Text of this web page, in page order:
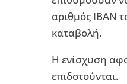
αριθμός IBAN
καταβολή.
Η ενίσχυση
επιδοτούνται.